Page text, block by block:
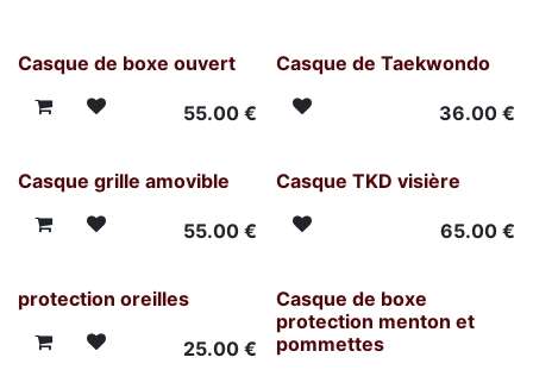
Casque de boxe ouvert
55.00€
Casque de Taekwondo
36.00€
Casque grille amovible
55.00€
Casque TKD visière
65.00€
protection oreilles
25.00€
Casque de boxe
protection menton et
pommettes